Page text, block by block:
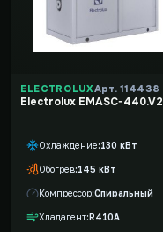
ELECTROLUXАрт. 114438
Electrolux EMASC-440.V2
Охлаждение 130 кВт
Обогрев 145 кВт
Компрессор Спиральный
Хладагент R410A